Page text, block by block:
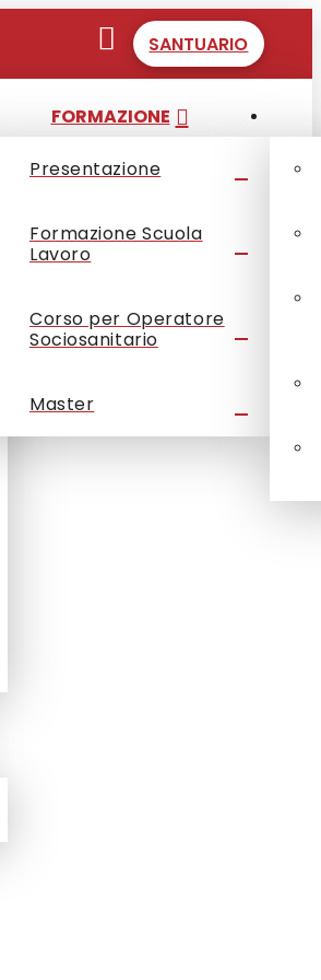
SANTUARIO
FORMAZIONE
Presentazione
Formazione Scuola
Lavoro
Corso per Operatore
Sociosanitario
Master